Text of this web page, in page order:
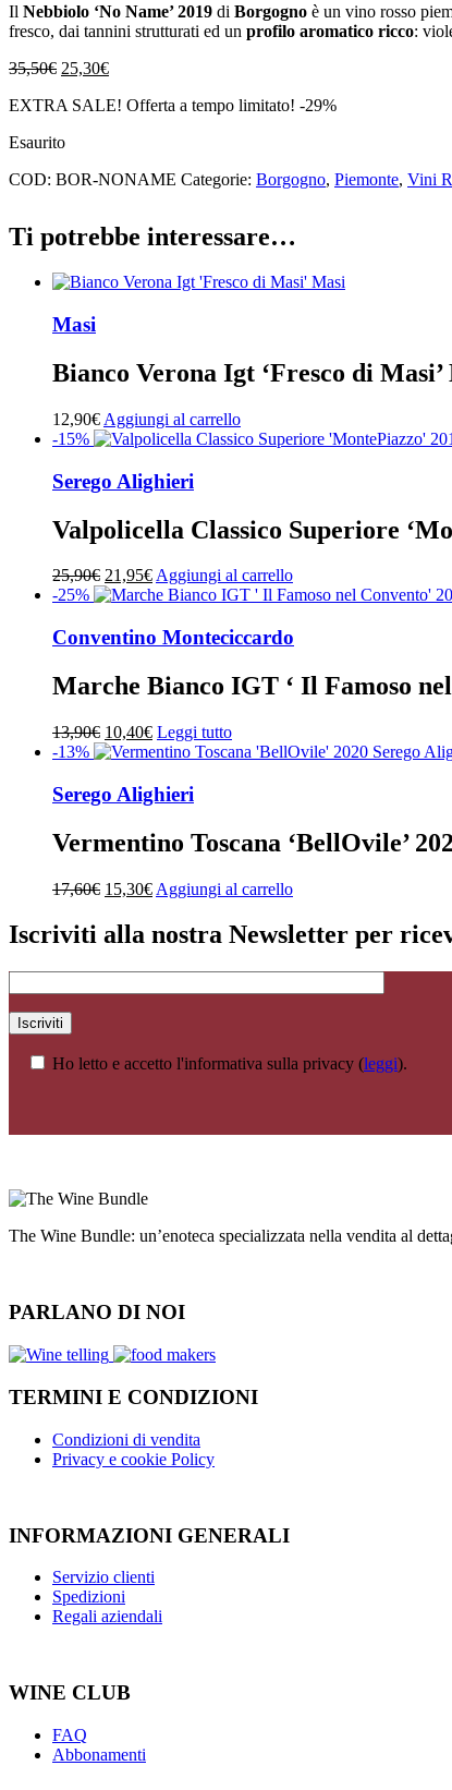
Il Nebbiolo ‘No Name’ 2019 di Borgogno è un vino rosso
fresco, dai tannini strutturati ed un profilo aromatico ricco:
35,50€ Il
originale
35,50€.
25,30€Il
attuale
EXTRA SALE! Offerta a tempo limitato! -29%
Esaurito
COD: BOR-NONAME Categorie: Borgogno, Piemonte, Vini
Ti potrebbe interessare…
Masi
Bianco Verona Igt ‘Fresco di Masi’
12,90€ Aggiungi al carrello
-15%
Serego Alighieri
Valpolicella Classico Superiore
25,90€ Il
prezzo
era:
21,95€Il
prezzo
è:
Aggiungi al carrello
-25%
Conventino Monteciccardo
Marche Bianco IGT ‘ Il Famoso
13,90€ Il
prezzo
era:
13,90€.
10,40€Il
prezzo
è:
10,40€.
Leggi tutto
-13%
Serego Alighieri
Vermentino Toscana ‘BellOvile’
17,60€ Il
originale
era:
15,30€Il
attuale
è:
Aggiungi al carrello
Iscriviti alla nostra Newsletter per
Ho letto e accetto l'informativa sulla privacy (leggi).
The Wine Bundle: un’enoteca specializzata nella vendita al
PARLANO DI NOI
TERMINI E CONDIZIONI
Condizioni di vendita
Privacy e cookie Policy
INFORMAZIONI GENERALI
Servizio clienti
Spedizioni
Regali aziendali
WINE CLUB
FAQ
Abbonamenti